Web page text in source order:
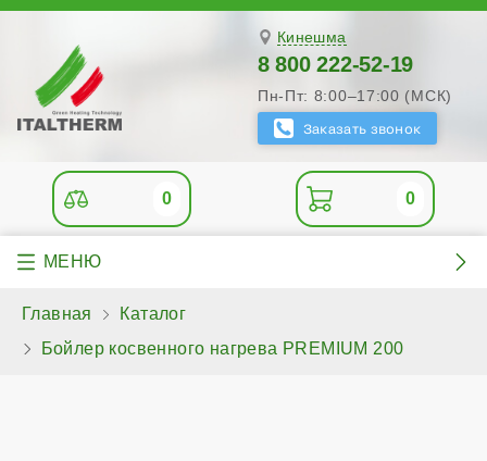
Кинешма
8 800 222-52-19
Пн-Пт: 8:00–17:00 (МСК)
0 0
Главная
Каталог
Бойлер косвенного нагрева PREMIUM 200